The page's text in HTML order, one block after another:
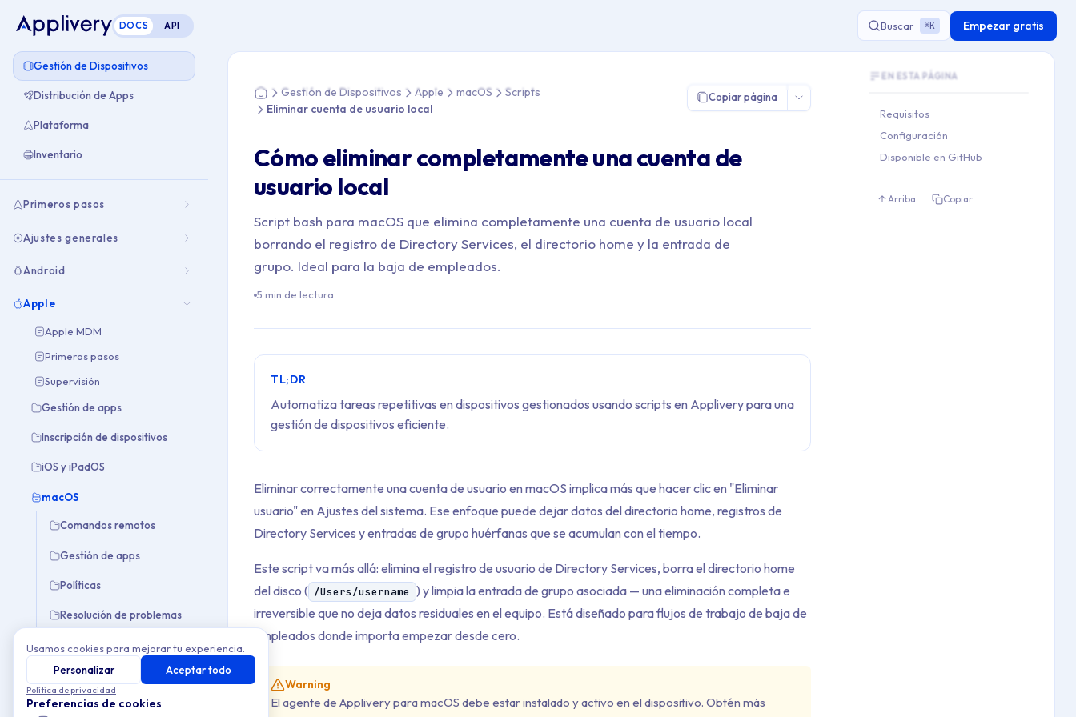
DOCS API
Gestión de Dispositivos
Distribución de Apps
Plataforma
Inventario
Primeros pasos
Ajustes generales
Android
Apple
Apple MDM
Primeros pasos
Supervisión
Gestión de apps
Inscripción de dispositivos
iOS y iPadOS
macOS
Comandos remotos
Gestión de apps
Políticas
Resolución de problemas
Scripts
Eliminar cuenta de usuario local
Forzar reinicio
Buscar ⌘K Empezar gratis
HomeGestión de Dispositivos Apple macOS
Scripts
Eliminar cuenta de usuario local
Copiar página
Cómo eliminar completamente una cuenta de
usuario local
Script bash para macOS que elimina completamente una cuenta de usuario local
borrando el registro de Directory Services, el directorio home y la entrada de
grupo. Ideal para la baja de empleados.
5 min de lectura
TL;DR
Automatiza tareas repetitivas en dispositivos gestionados usando scripts en Applivery para una
gestión de dispositivos eficiente.
Eliminar correctamente una cuenta de usuario en macOS implica más que hacer clic en "Eliminar
usuario" en Ajustes del sistema. Ese enfoque puede dejar datos del directorio home, registros de
Directory Services y entradas de grupo huérfanas que se acumulan con el tiempo.
Este script va más allá: elimina el registro de usuario de Directory Services, borra el directorio home
del disco ( /Users/username ) y limpia la entrada de grupo asociada — una eliminación completa e
irreversible que no deja datos residuales en el equipo. Está diseñado para flujos de trabajo de baja de
empleados donde importa empezar desde cero.
Warning
El agente de Applivery para macOS debe estar instalado y activo en el dispositivo. Obtén más
Key topics covered: Requisitos,
Section hierarchy:
2. Configuración
EN ESTA PÁGINA
Requisitos
Configuración
Disponible en GitHub
Arriba Copiar
Usamos cookies para mejorar tu experiencia.
Personalizar
Aceptar todo
Política de privacidad
Preferencias de cookies